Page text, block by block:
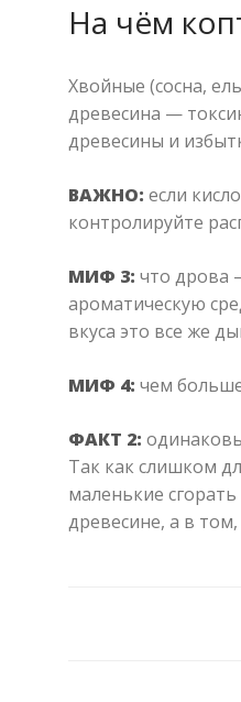
На чём
Хвойные (сосна,
древесина —
древесины и
ВАЖНО: если
контролируйте
МИФ 3: что дрова
ароматическую
вкуса это все же
МИФ 4: чем
ФАКТ 2:
Так как слишком
маленькие
древесине, а в